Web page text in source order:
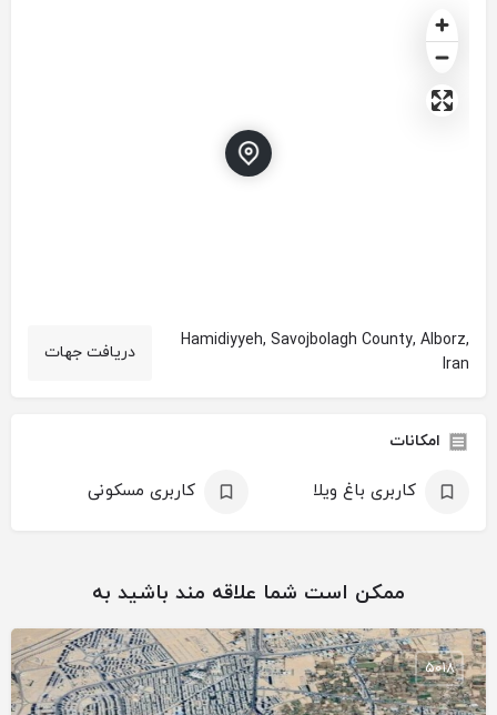
Hamidiyyeh, Savojbolagh County, Alborz,
Iran
دریافت جهات
امکانات
کاربری باغ ویلا کاربری مسکونی
ممکن است شما علاقه مند باشید به
5018